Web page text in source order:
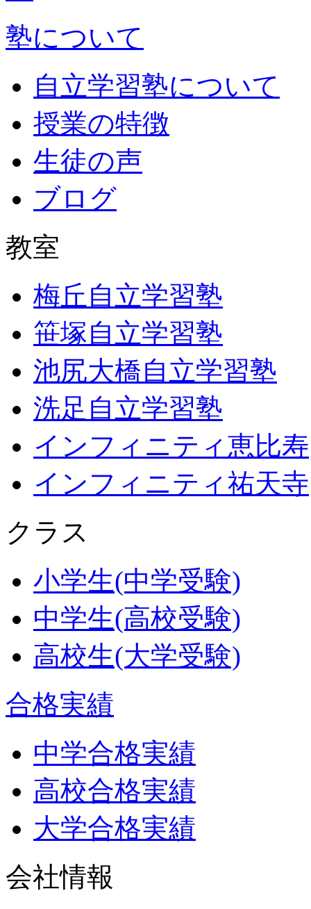
塾について
自立学習塾について
授業の特徴
生徒の声
ブログ
教室
梅丘自立学習塾
笹塚自立学習塾
池尻大橋自立学習塾
洗足自立学習塾
インフィニティ恵比寿
インフィニティ祐天寺
クラス
小学生(中学受験)
中学生(高校受験)
高校生(大学受験)
合格実績
中学合格実績
高校合格実績
大学合格実績
会社情報